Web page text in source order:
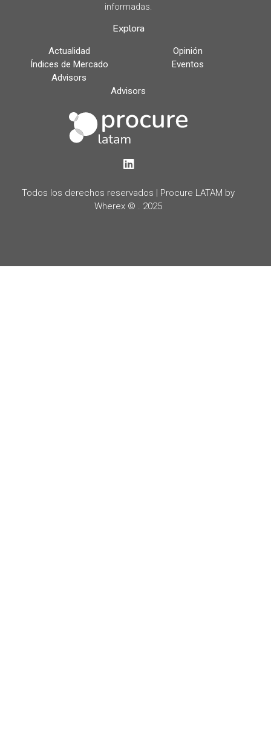
informadas.
Explora
Actualidad
Opinión
Índices de Mercado
Eventos
Advisors
Advisors
LinkedIn
Todos los derechos reservados | Procure LATAM by
Wherex © . 2025